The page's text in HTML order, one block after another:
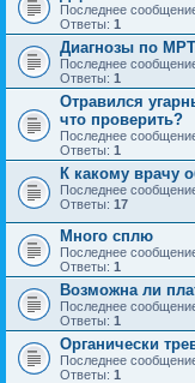
Последнее
Ответы: 1
Диагнозы по
Последнее
Ответы: 1
Отравился
что проверить?
Последнее
Ответы: 1
К какому врачу
Последнее
Ответы: 17
Много сплю
Последнее
Ответы: 1
Возможна ли
Последнее
Ответы: 1
Органически
Последнее
Ответы: 1